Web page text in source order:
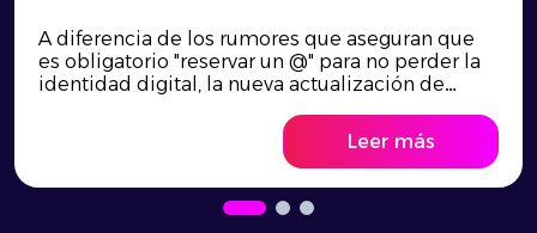
A diferencia de los rumores que aseguran que
es obligatorio "reservar un @" para no perder la
identidad digital, la nueva actualización de
permitir iniciar conversaciones sin revelar el
número de teléfono a desconocidos. Esta
función introduce identificadores únicos junto a
un código opcional de 4 dígitos (Username Key)
para filtrar el spam; sin embargo, agencias de
Leer más